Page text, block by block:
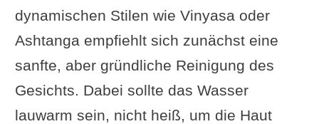
dynamischen Stilen wie Vinyasa oder
Ashtanga empfiehlt sich zunächst eine
sanfte, aber gründliche Reinigung des
Gesichts. Dabei sollte das Wasser
lauwarm sein, nicht heiß, um die Haut